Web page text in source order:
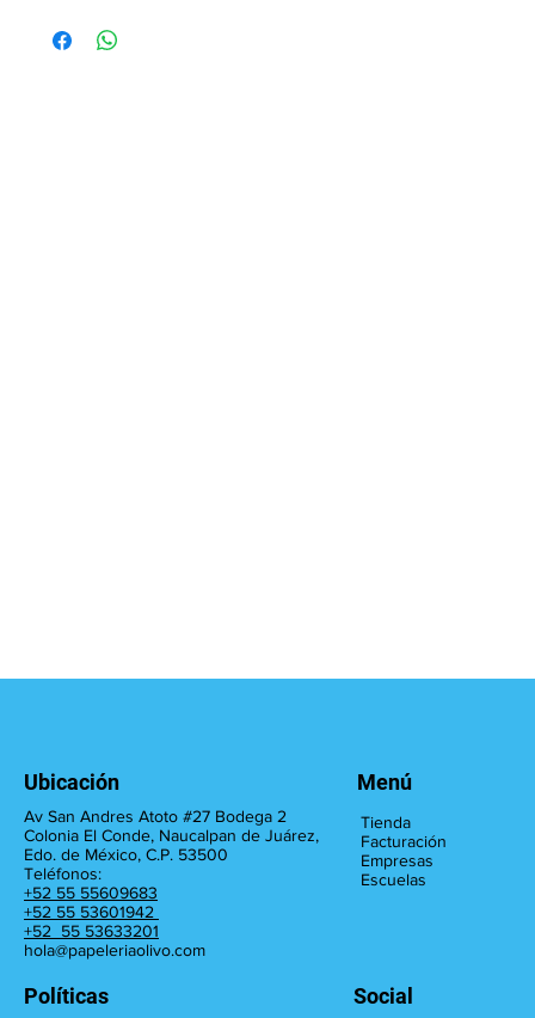
Av San Andres Atoto #27 Bodega 2
Colonia El Conde, Naucalpan de Juárez,
Edo. de México, C.P. 53500
Teléfonos:
+52 55 55609683
+52 55 53601942
+52 55 53633201
hola@papeleriaolivo.com
Ubicación
Políticas Social
Tienda
Facturación
Empresas
Escuelas
Menú